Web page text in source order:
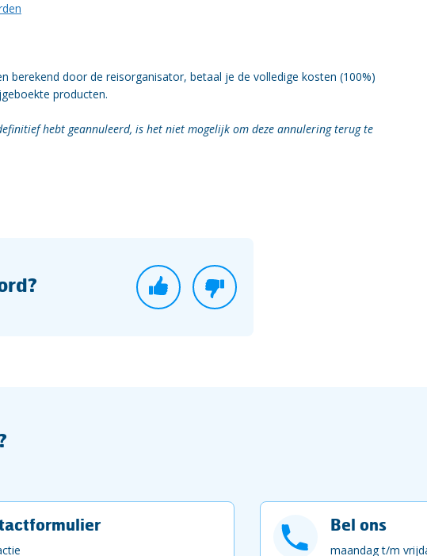
berekend door de reisorganisator, betaal je de volledige kosten (100%)
producten.
hebt geannuleerd, is het niet mogelijk om deze annulering terug te
Bel ons
maandag t/m